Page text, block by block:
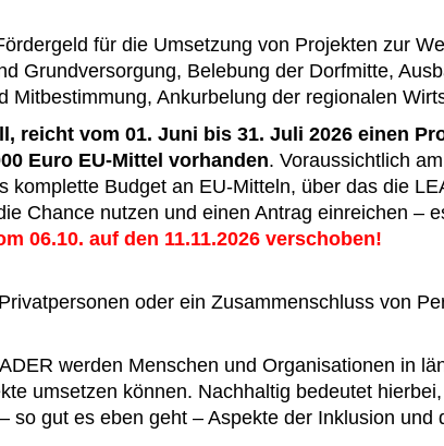
für die Umsetzung von Projekten zur
Grundversorgung, Belebung der Dorfmitte,
Mitbestimmung, Ankurbelung der regionalen
reicht vom 01. Juni bis 31. Juli 2026 einen
Euro EU-Mittel vorhanden. Voraussichtlich
komplette Budget an EU-Mitteln, über das die
Chance nutzen und einen Antrag einreichen –
06.10. auf den 11.11.2026 verschoben!
oder ein Zusammenschluss von
werden Menschen und Organisationen in
umsetzen können. Nachhaltig bedeutet
so gut es eben geht – Aspekte der Inklusion